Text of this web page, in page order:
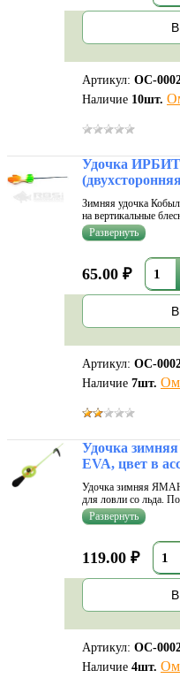
Артикул: ОС-
Наличие 10шт.
Удочка
Зимняя удочка
на вертикальные
бортовой рыбалке в
Кобылка: - Во-
65.00 ₽
Артикул: ОС-
Наличие 7шт.
Удочка
EVA, цвет в
Удочка зимняя ЯМАН
для ловли со льда.
балансирами или
Упругий и крепкий
119.00 ₽
Артикул: ОС-
Наличие 4шт.